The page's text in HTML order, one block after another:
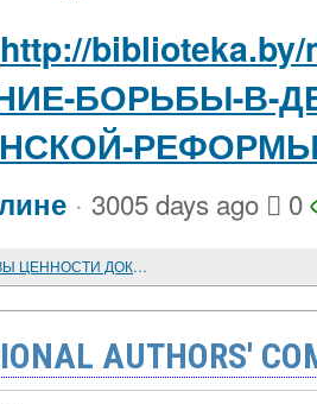
http://
БОРЬБЫ-В-
· 3005 days ago 0
ПРОБЛЕМЫ ЭКСПЕРТИЗЫ ЦЕННОСТИ ДОКУМЕНТОВ И КОМПЛЕКТОВАНИЯ ГОСУДАРСТВЕННЫХ АРХИВОВ
AUTHORS'